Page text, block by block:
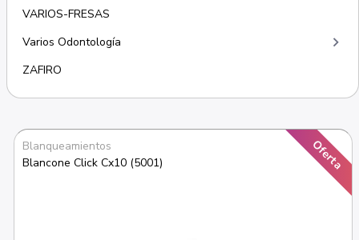
VARIOS-FRESAS
Varios Odontología
keyboard_arrow_right
ZAFIRO
Oferta
Blanqueamientos
Blancone Click Cx10 (5001)